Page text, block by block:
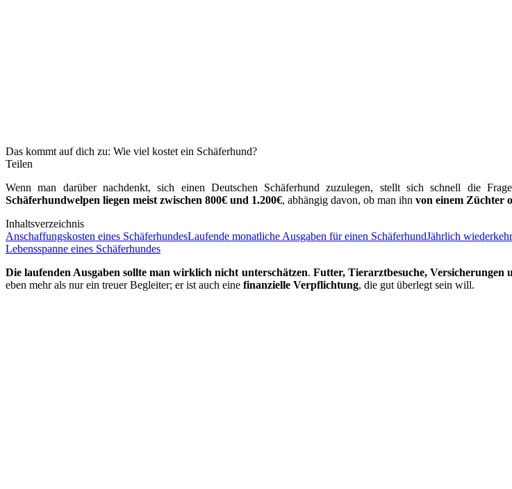
Das kommt auf dich zu: Wie viel kostet ein Schäferhund?
Teilen
Wenn man darüber nachdenkt, sich einen Deutschen Schäferhund zuzulegen, stellt sich schnell die
Schäferhundwelpen liegen meist zwischen 800€ und 1.200€, abhängig davon, ob man ihn von einem Züchter
Inhaltsverzeichnis
Anschaffungskosten eines SchäferhundesLaufende monatliche Ausgaben für einen SchäferhundJährlich
Lebensspanne eines Schäferhundes
Die laufenden Ausgaben sollte man wirklich nicht unterschätzen. Futter, Tierarztbesuche, Versicherungen
eben mehr als nur ein treuer Begleiter; er ist auch eine finanzielle Verpflichtung, die gut überlegt sein will.